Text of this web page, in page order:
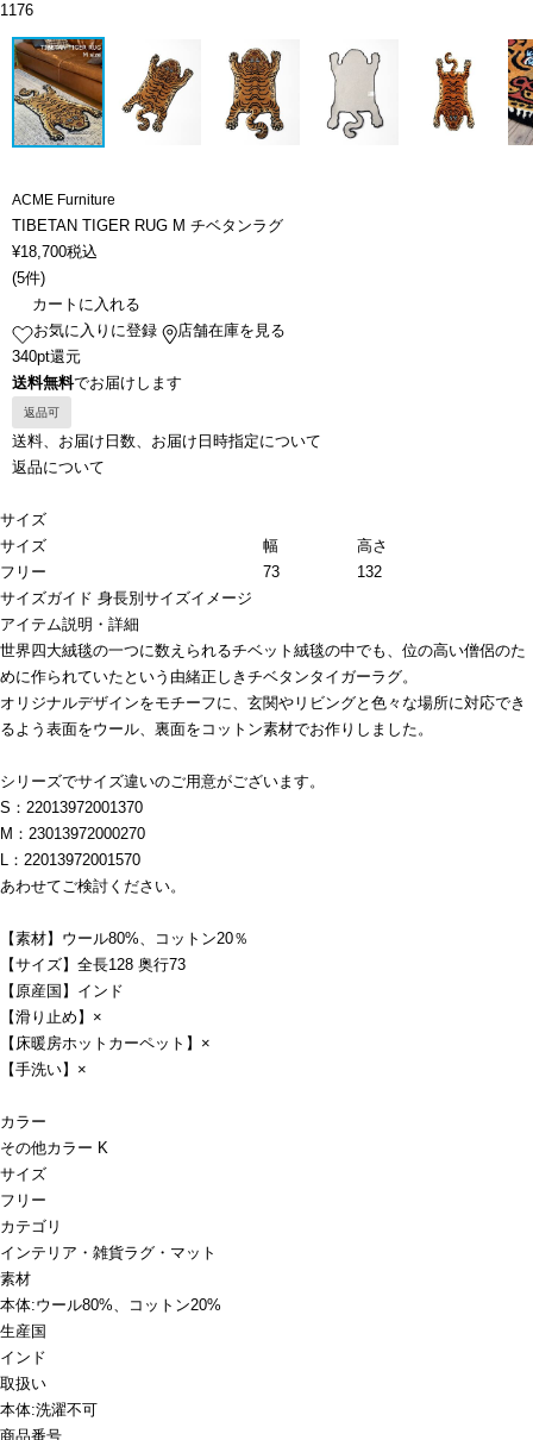
1176
ACME Furniture
TIBETAN TIGER RUG M チベタンラグ
¥18,700税込
(5件)
カートに入れる
お気に入りに登録
店舗在庫を見る
340pt還元
送料無料でお届けします
返品可
送料、お届け日数、お届け日時指定について
返品について
サイズ
サイズ
幅
高さ
フリー
73
132
サイズガイド 身長別サイズイメージ
アイテム説明・詳細
世界四大絨毯の一つに数えられるチベット絨毯の中でも、位の高い僧侶のた
めに作られていたという由緒正しきチベタンタイガーラグ。
オリジナルデザインをモチーフに、玄関やリビングと色々な場所に対応でき
るよう表面をウール、裏面をコットン素材でお作りしました。
シリーズでサイズ違いのご用意がございます。
S：22013972001370
M：23013972000270
L：22013972001570
あわせてご検討ください。
【素材】ウール80%、コットン20％
【サイズ】全長128 奥行73
【原産国】インド
【滑り止め】×
【床暖房ホットカーペット】×
【手洗い】×
カラー
その他カラー K
サイズ
フリー
カテゴリ
インテリア・雑貨ラグ・マット
素材
本体:ウール80%、コットン20%
生産国
インド
取扱い
本体:洗濯不可
商品番号